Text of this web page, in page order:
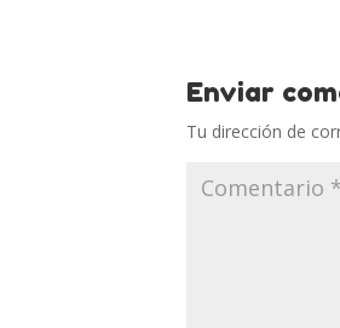
Enviar
Tu dirección de